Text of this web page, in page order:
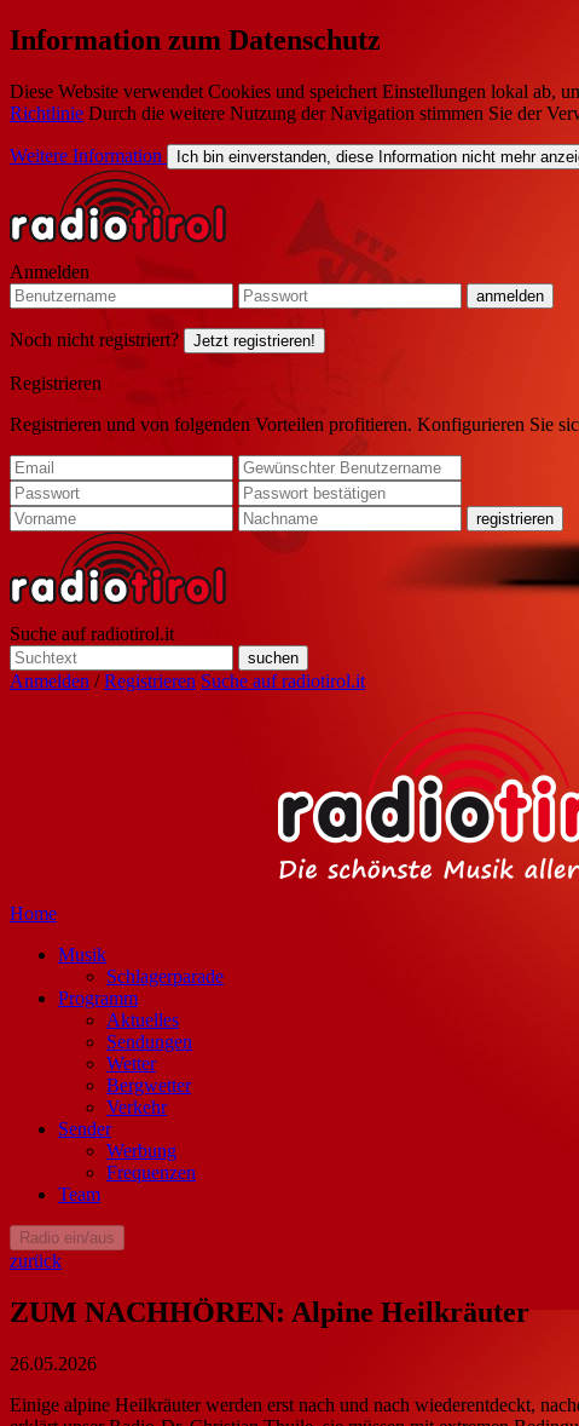
Information zum Datenschutz
Diese Website verwendet Cookies und speichert Einstellungen lokal ab,
Richtlinie Durch die weitere Nutzung der Navigation stimmen Sie der
Weitere Information Ich bin einverstanden, diese Information nicht mehr
Anmelden
Noch nicht registriert? Jetzt registrieren!
Registrieren
Registrieren und von folgenden Vorteilen profitieren. Konfigurieren Sie
Suche auf radiotirol.it
Anmelden /Registrieren Suche auf radiotirol.it
Home
Musik
Schlagerparade
Programm
Aktuelles
Sendungen
Wetter
Bergwetter
Verkehr
Sender
Werbung
Frequenzen
Team
Radio ein/aus
zurück
ZUM NACHHÖREN: Alpine Heilkräuter
26.05.2026
Einige alpine Heilkräuter werden erst nach und nach wiederentdeckt,